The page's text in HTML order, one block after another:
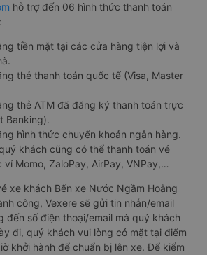
hỗ trợ đến 06 hình thức thanh toán
tiền mặt tại các cửa hàng tiện lợi và
thẻ thanh toán quốc tế (Visa, Master
thẻ ATM đã đăng ký thanh toán trực
Banking).
hình thức chuyển khoản ngân hàng.
khách cũng có thể thanh toán vé
Momo, ZaloPay, AirPay, VNPay,…
xe khách Bến xe Nước Ngầm Hoằng
công, Vexere sẽ gửi tin nhắn/email
đến số điện thoại/email mà quý khách
đi, quý khách vui lòng có mặt tại điểm
khởi hành để chuẩn bị lên xe. Để kiểm